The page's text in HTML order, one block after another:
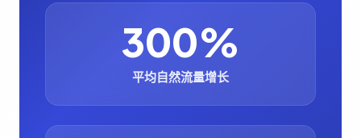
300%
平均自然流量增长